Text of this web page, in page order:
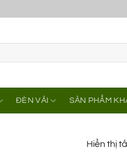
ĐÈN VẢI SẢN PHẨM
Hiển thị